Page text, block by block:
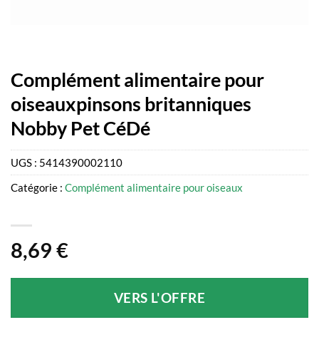
Complément alimentaire pour
oiseauxpinsons britanniques
Nobby Pet CéDé
8,69 €
VERS L'OFFRE
UGS : 5414390002110
Catégorie : Complément alimentaire pour oiseaux